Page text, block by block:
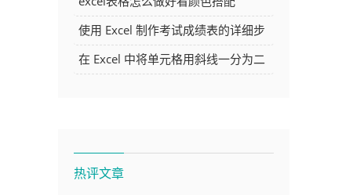
使用 Excel 制作考试成绩表的详细步
骤及技巧
在 Excel 中将单元格用斜线一分为二
热评文章